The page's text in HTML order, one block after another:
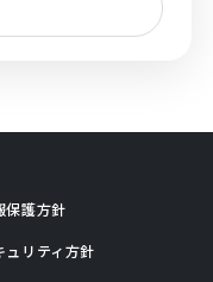
保護方針
ュリティ方針